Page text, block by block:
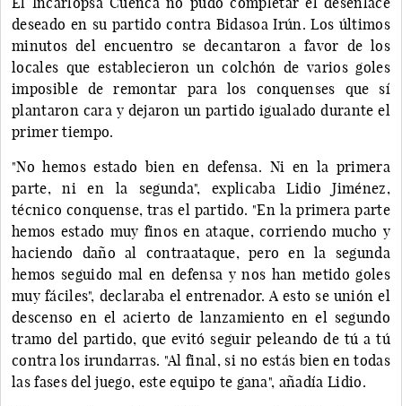
deseado en su partido contra Bidasoa Irún. Los últimos
minutos del encuentro se decantaron a favor de los
locales que establecieron un colchón de varios goles
imposible de remontar para los conquenses que sí
plantaron cara y dejaron un partido igualado durante el
primer tiempo.
"No hemos estado bien en defensa. Ni en la primera
parte, ni en la segunda", explicaba Lidio Jiménez,
técnico conquense, tras el partido. "En la primera parte
hemos estado muy finos en ataque, corriendo mucho y
haciendo daño al contraataque, pero en la segunda
hemos seguido mal en defensa y nos han metido goles
muy fáciles", declaraba el entrenador. A esto se unión el
descenso en el acierto de lanzamiento en el segundo
tramo del partido, que evitó seguir peleando de tú a tú
contra los irundarras. "Al final, si no estás bien en todas
las fases del juego, este equipo te gana", añadía Lidio.